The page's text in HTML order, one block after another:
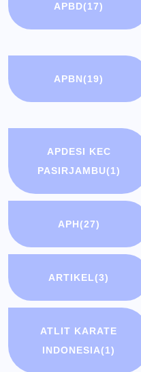
APBD(17)
APBN(19)
APDESI KEC
PASIRJAMBU(1)
APH(27)
ARTIKEL(3)
ATLIT KARATE
INDONESIA(1)